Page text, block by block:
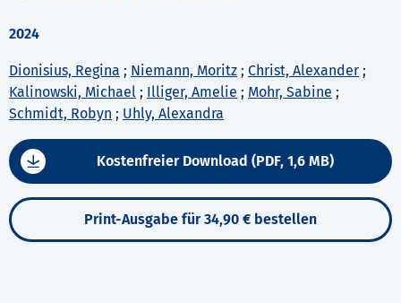
2024
Dionisius, Regina ; Niemann, Moritz ; Christ, Alexander ;
Kalinowski, Michael ; Illiger, Amelie ; Mohr, Sabine ;
Schmidt, Robyn ; Uhly, Alexandra
Kostenfreier Download (PDF, 1,6 MB)
Print-Ausgabe für 34,90 € bestellen